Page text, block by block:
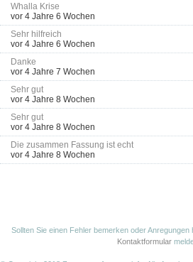
Whalla Krise
vor 4 Jahre 6 Wochen
Sehr hilfreich
vor 4 Jahre 6 Wochen
Danke
vor 4 Jahre 7 Wochen
Sehr gut
vor 4 Jahre 8 Wochen
Sehr gut
vor 4 Jahre 8 Wochen
Die zusammen Fassung ist echt
vor 4 Jahre 8 Wochen
Sollten Sie einen Fehler bemerken oder
Kontaktformular